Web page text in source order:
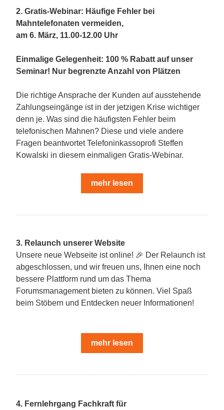
Mahntelefonaten vermeiden,
am 6. März, 11.00-12.00 Uhr
Einmalige Gelegenheit: 100 % Rabatt auf unser
Seminar! Nur begrenzte Anzahl von Plätzen
Die richtige Ansprache der Kunden auf ausstehende
Zahlungseingänge ist in der jetzigen Krise wichtiger
denn je. Was sind die häufigsten Fehler beim
telefonischen Mahnen? Diese und viele andere
Fragen beantwortet Telefoninkassoprofi Steffen
Kowalski in diesem einmaligen Gratis-Webinar.
mehr lesen
3. Relaunch unserer Website
Unsere neue Webseite ist online! 🎉 Der Relaunch ist
abgeschlossen, und wir freuen uns, Ihnen eine noch
bessere Plattform rund um das Thema
Forumsmanagement bieten zu können. Viel Spaß
beim Stöbern und Entdecken neuer Informationen!
mehr lesen
4. Fernlehrgang Fachkraft für